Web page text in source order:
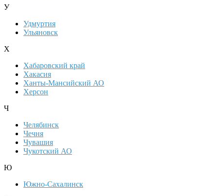
У
Удмуртия
Ульяновск
Х
Хабаровский край
Хакасия
Ханты-Мансийский АО
Херсон
Ч
Челябинск
Чечня
Чувашия
Чукотский АО
Ю
Южно-Сахалинск